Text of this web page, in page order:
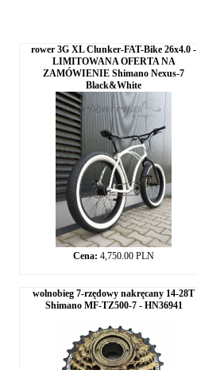
rower 3G XL Clunker-FAT-Bike 26x4.0 -
LIMITOWANA OFERTA NA
ZAMÓWIENIE Shimano Nexus-7
Black&White
Cena: 4,750.00 PLN
wolnobieg 7-rzędowy nakręcany 14-28T
Shimano MF-TZ500-7 - HN36941